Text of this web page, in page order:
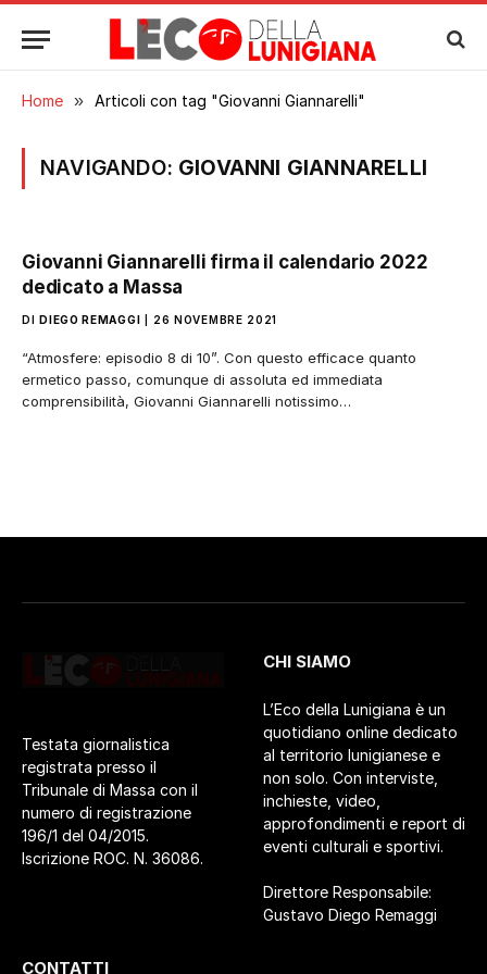
Home » Articoli con tag "Giovanni Giannarelli"
NAVIGANDO: GIOVANNI GIANNARELLI
Giovanni Giannarelli firma il calendario 2022
dedicato a Massa
DI DIEGO REMAGGI 26 NOVEMBRE 2021
“Atmosfere: episodio 8 di 10”. Con questo efficace quanto
ermetico passo, comunque di assoluta ed immediata
comprensibilità, Giovanni Giannarelli notissimo…
Testata giornalistica
registrata presso il
Tribunale di Massa con il
numero di registrazione
196/1 del 04/2015.
Iscrizione ROC. N. 36086.
CHI SIAMO
L’Eco della Lunigiana è un
quotidiano online dedicato
al territorio lunigianese e
non solo. Con interviste,
inchieste, video,
approfondimenti e report di
eventi culturali e sportivi.
Direttore Responsabile:
Gustavo Diego Remaggi
CONTATTI